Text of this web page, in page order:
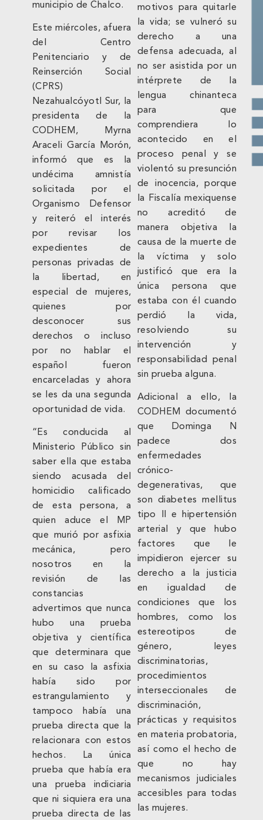
municipio de Chalco.
Este miércoles, afuera
del Centro
Penitenciario y de
Reinserción Social
(CPRS)
Nezahualcóyotl Sur, la
presidenta de la
CODHEM, Myrna
Araceli García Morón,
informó que es la
undécima amnistía
solicitada por el
Organismo Defensor
y reiteró el interés
por revisar los
expedientes de
personas privadas de
la libertad, en
especial de mujeres,
quienes por
desconocer sus
derechos o incluso
por no hablar el
español fueron
encarceladas y ahora
se les da una segunda
oportunidad de vida.
“Es conducida al
Ministerio Público sin
saber ella que estaba
siendo acusada del
homicidio calificado
de esta persona, a
quien aduce el MP
que murió por asfixia
mecánica, pero
nosotros en la
revisión de las
constancias
advertimos que nunca
hubo una prueba
objetiva y científica
que determinara que
en su caso la asfixia
había sido por
estrangulamiento y
tampoco había una
prueba directa que la
relacionara con estos
hechos. La única
prueba que había era
una prueba indiciaria
que ni siquiera era una
prueba directa de las
motivos para quitarle
la vida; se vulneró su
derecho a una
defensa adecuada, al
no ser asistida por un
intérprete de la
lengua chinanteca
para que
comprendiera lo
acontecido en el
proceso penal y se
violentó su presunción
de inocencia, porque
la Fiscalía mexiquense
no acreditó de
manera objetiva la
causa de la muerte de
la víctima y solo
justificó que era la
única persona que
estaba con él cuando
perdió la vida,
resolviendo su
intervención y
responsabilidad penal
sin prueba alguna.
Adicional a ello, la
CODHEM documentó
que Dominga N
padece dos
enfermedades
crónico-
degenerativas, que
son diabetes mellitus
tipo II e hipertensión
arterial y que hubo
factores que le
impidieron ejercer su
derecho a la justicia
en igualdad de
condiciones que los
hombres, como los
estereotipos de
género, leyes
discriminatorias,
procedimientos
interseccionales de
discriminación,
prácticas y requisitos
en materia probatoria,
así como el hecho de
que no hay
mecanismos judiciales
accesibles para todas
las mujeres.